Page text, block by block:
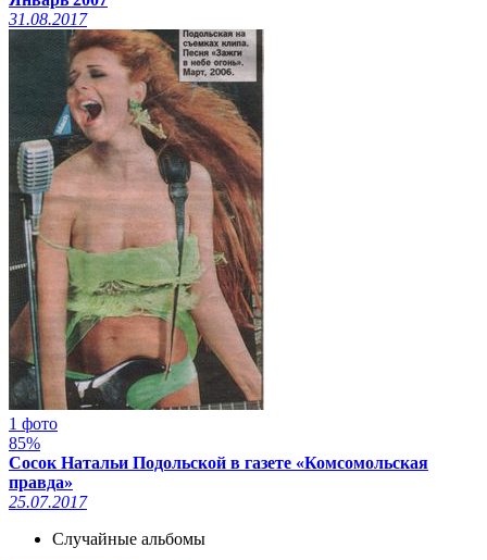
31.08.2017
1 фото
85%
Сосок Натальи Подольской в газете «Комсомольская
правда»
25.07.2017
Случайные альбомы